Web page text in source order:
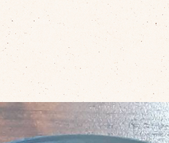
おすすめメニュー
Pick up
デリバリー
Delivery
お店について
Shop info